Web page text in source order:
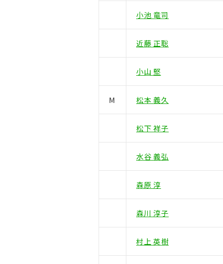
小池 竜司
近藤 正聡
小山 堅
M 松本 義久
松下 祥子
水谷 義弘
森原 淳
森川 淳子
村上 英樹